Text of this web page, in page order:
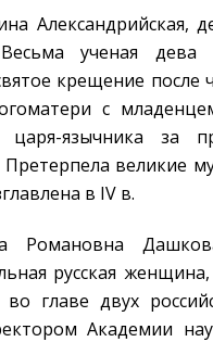
Александрийская,
ученая дева
крещение после
с
царя-язычника за
Претерпела великие
в IV в.
Романовна
русская
во главе двух
Академии